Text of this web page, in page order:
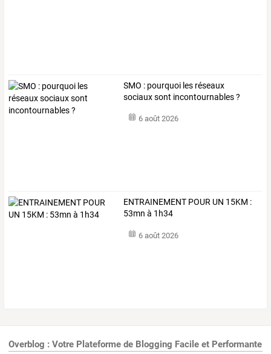
SMO : pourquoi les réseaux
sociaux sont incontournables ?
6 août 2026
ENTRAINEMENT POUR UN 15KM :
53mn à 1h34
6 août 2026
Overblog : Votre Plateforme de Blogging Facile et Performante